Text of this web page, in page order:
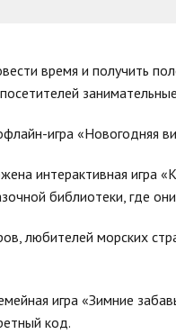
время и получить
игра «Новогодняя
интерактивная игра
библиотеки, где
любителей морских
игра «Зимние
код.